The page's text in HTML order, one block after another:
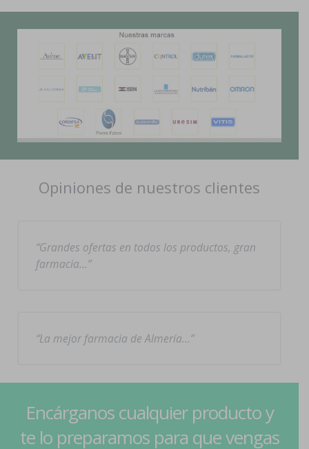
Opiniones de nuestros clientes
Grandes ofertas en todos los productos, gran
farmacia…
La mejor farmacia de Almería…
Encárganos cualquier producto y
te lo preparamos para que vengas